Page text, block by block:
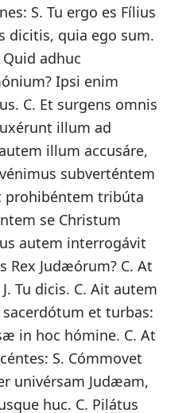
S. Tu ergo es Fílius
dicitis, quia ego sum.
adhuc
Ipsi enim
C. Et surgens omnis
illum ad
illum accusáre,
subverténtem
prohibéntem tribúta
se Christum
autem interrogávit
Rex Judæórum? C. At
Tu dicis. C. Ait autem
et turbas:
in hoc hómine. C. At
S. Cómmovet
univérsam Judæam,
huc. C. Pilátus